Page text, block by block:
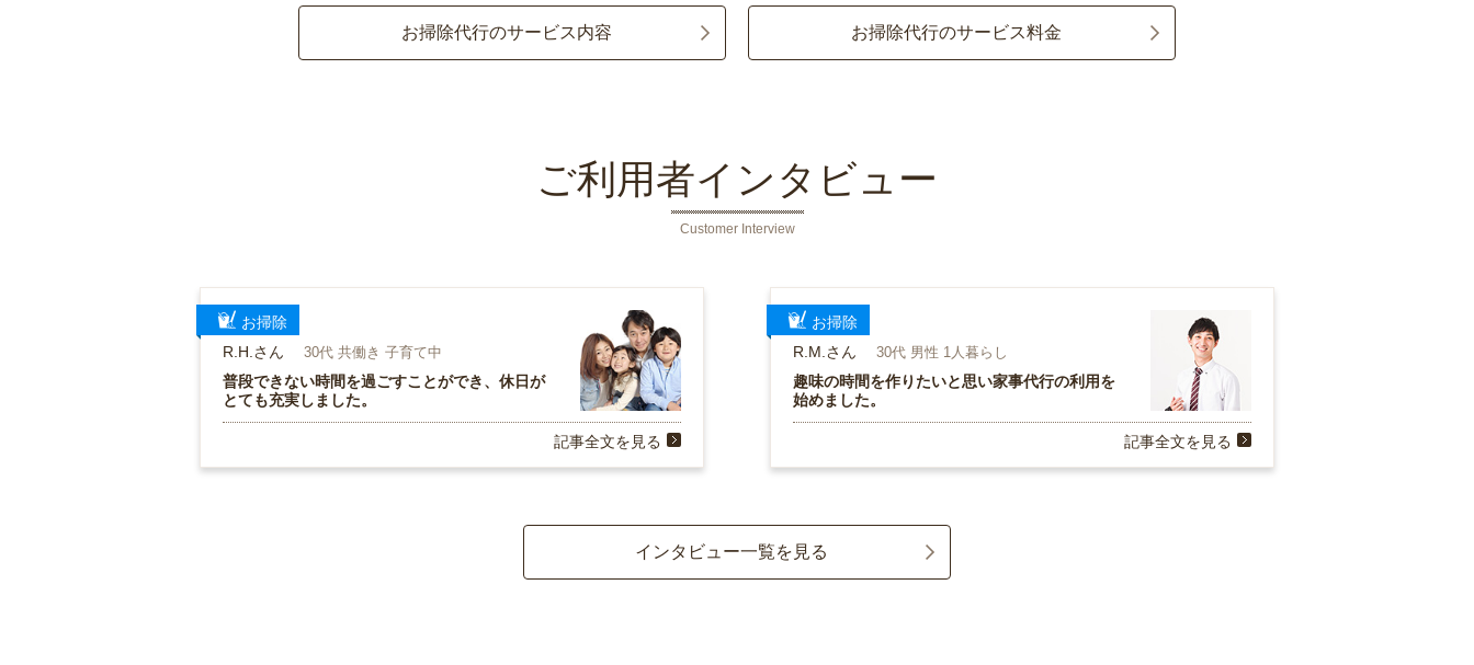
お掃除代行のサービス内容 お掃除代行のサービス料金
ご利用者インタビュー
Customer Interview
お掃除
R.H.さん
30代 共働き 子育て中
普段できない時間を過ごすことができ、休日が
とても充実しました。
記事全文を見る
お掃除
R.M.さん
30代 男性 1人暮らし
趣味の時間を作りたいと思い家事代行の利用を
始めました。
記事全文を見る
インタビュー一覧を見る